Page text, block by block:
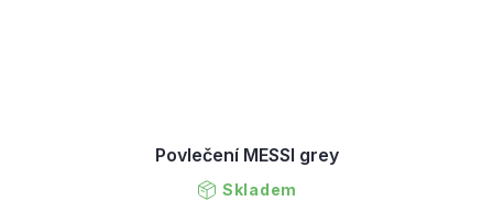
Povlečení MESSI grey
Skladem